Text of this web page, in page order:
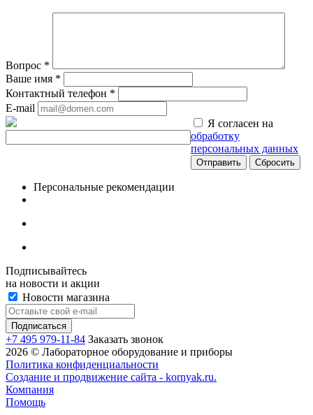
Вопрос *
Ваше имя *
Контактный телефон *
E-mail
Я согласен на
обработку
персональных данных
Сбросить
Персональные рекомендации
Подписывайтесь
на новости и акции
Новости магазина
+7 495 979-11-84 Заказать звонок
2026 © Лабораторное оборудование и приборы
Политика конфиденциальности
Создание и продвижение сайта - kornyak.ru.
Компания
Помощь